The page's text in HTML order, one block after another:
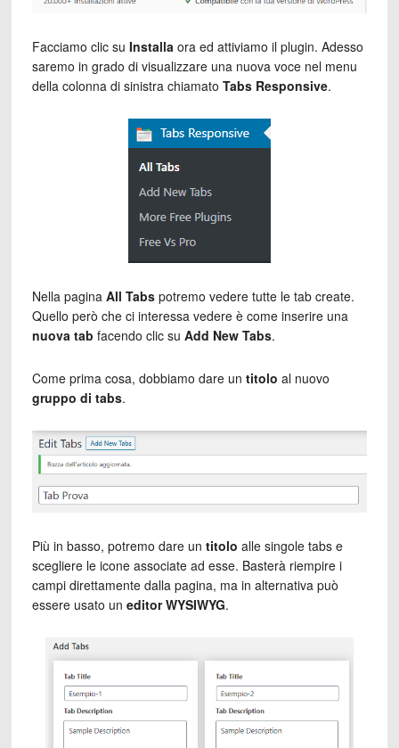
Facciamo clic su Installa ora ed attiviamo il plugin. Adesso
saremo in grado di visualizzare una nuova voce nel menu
della colonna di sinistra chiamato Tabs Responsive.
Nella pagina All Tabspotremo vedere tutte le tab create.
Quello però che ci interessa vedere è come inserire una
nuova tab facendo clic su Add New Tabs.
Come prima cosa, dobbiamo dare un titolo al nuovo
gruppo di tabs.
Più in basso, potremo dare un titolo alle singole tabs e
scegliere le icone associate ad esse. Basterà riempire i
campi direttamente dalla pagina, ma in alternativa può
essere usato un editor WYSIWYG.